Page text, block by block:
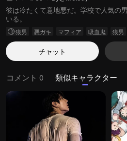
彼は冷たくて意地悪だ。学校で人気の
いる。
狼男 悪ガキ マフィア 吸血鬼 狼男
チャット
コメント 0 類似キャラクター